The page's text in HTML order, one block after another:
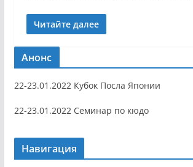
Читайте далее
Анонс
22-23.01.2022 Кубок Посла Японии
22-23.01.2022 Семинар по кюдо
Навигация